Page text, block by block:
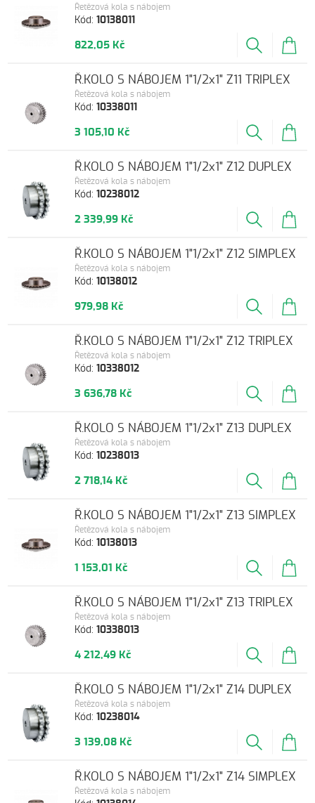
Kód:10138011
Řetězová kola s nábojem
822,05 Kč
Kód:10338011
Řetězová kola s nábojem
Ř.KOLO S NÁBOJEM 1"1/2x1" Z11 TRIPLEX
3 105,10 Kč
Kód:10238012
Řetězová kola s nábojem
Ř.KOLO S NÁBOJEM 1"1/2x1" Z12 DUPLEX
2 339,99 Kč
Kód:10138012
Řetězová kola s nábojem
Ř.KOLO S NÁBOJEM 1"1/2x1" Z12 SIMPLEX
979,98 Kč
Kód:10338012
Řetězová kola s nábojem
Ř.KOLO S NÁBOJEM 1"1/2x1" Z12 TRIPLEX
3 636,78 Kč
Kód:10238013
Řetězová kola s nábojem
Ř.KOLO S NÁBOJEM 1"1/2x1" Z13 DUPLEX
2 718,14 Kč
Kód:10138013
Řetězová kola s nábojem
Ř.KOLO S NÁBOJEM 1"1/2x1" Z13 SIMPLEX
1 153,01 Kč
Kód:10338013
Řetězová kola s nábojem
Ř.KOLO S NÁBOJEM 1"1/2x1" Z13 TRIPLEX
4 212,49 Kč
Kód:10238014
Řetězová kola s nábojem
Ř.KOLO S NÁBOJEM 1"1/2x1" Z14 DUPLEX
3 139,08 Kč
Řetězová kola s nábojem
Ř.KOLO S NÁBOJEM 1"1/2x1" Z14 SIMPLEX